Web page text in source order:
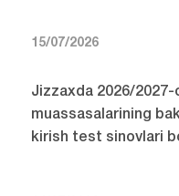
15/07/2026
Jizzaxda 2026/2027-
muassasalarining
kirish test sinovlari